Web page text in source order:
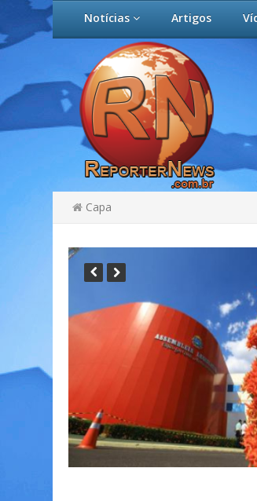
Notícias Artigos
Capa